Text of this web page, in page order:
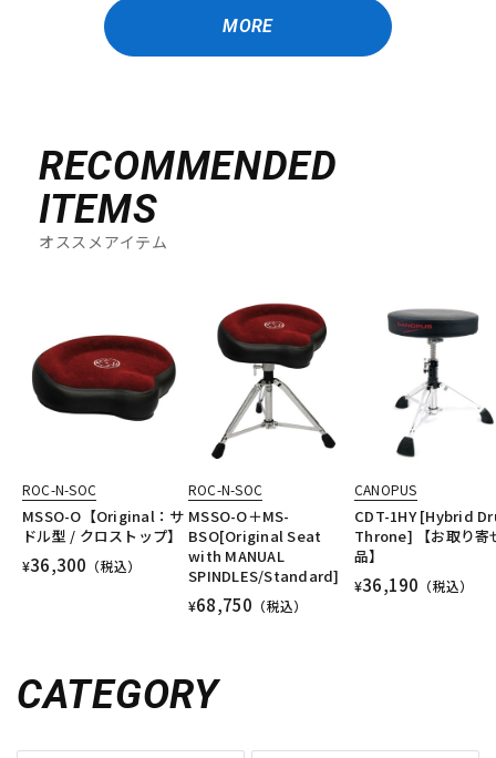
MORE
RECOMMENDED
ITEMS
オススメアイテム
ROC-N-SOC
MSSO-O【Original：サ
ドル型 / クロストップ】
¥36,300 （税込）
ROC-N-SOC
MSSO-O＋MS-
BSO[Original Seat
with MANUAL
SPINDLES/Standard]
¥68,750 （税込）
CANOPUS
CDT-1HY [Hybrid
Throne] 【お取り寄
品】
¥36,190 （税込）
CATEGORY